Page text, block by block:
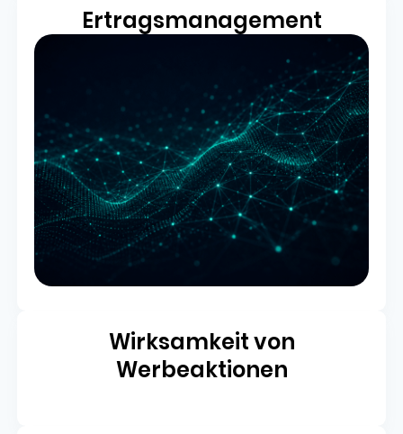
Ertragsmanagement
Wirksamkeit von
Werbeaktionen